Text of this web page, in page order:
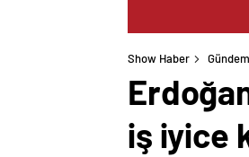
Show Haber Gündem
iş iyice